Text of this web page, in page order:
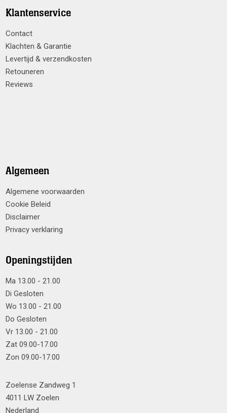
Klantenservice
Contact
Klachten & Garantie
Levertijd & verzendkosten
Retouneren
Reviews
Algemeen
Algemene voorwaarden
Cookie Beleid
Disclaimer
Privacy verklaring
Openingstijden
Ma 13.00 - 21.00
Di Gesloten
Wo 13.00 - 21.00
Do Gesloten
Vr 13.00 - 21.00
Zat 09.00-17.00
Zon 09.00-17.00
Zoelense Zandweg 1
4011 LW Zoelen
Nederland